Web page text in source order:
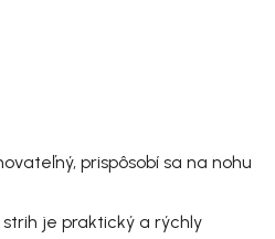
, prispôsobí sa na nohu
je praktický a rýchly